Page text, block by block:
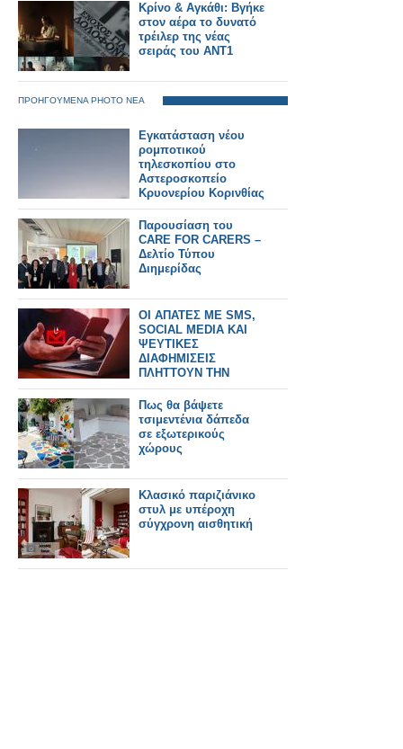
Κρίνο & Αγκάθι: Βγήκε
στον αέρα το δυνατό
τρέιλερ της νέας
σειράς του ΑΝΤ1
ΠΡΟΗΓΟΥΜΕΝΑ PHOTO ΝΕΑ
Εγκατάσταση νέου
ρομποτικού
τηλεσκοπίου στο
Αστεροσκοπείο
Κρυονερίου Κορινθίας
Παρουσίαση του
CARE FOR CARERS –
Δελτίο Τύπου
Διημερίδας
ΟΙ ΑΠΑΤΕΣ ΜΕ SMS,
SOCIAL MEDIA ΚΑΙ
ΨΕΥΤΙΚΕΣ
ΔΙΑΦΗΜΙΣΕΙΣ
ΠΛΗΤΤΟΥΝ ΤΗΝ
ΕΛΛΑΔΑ
Πως θα βάψετε
τσιμεντένια δάπεδα
σε εξωτερικούς
χώρους
Κλασικό παριζιάνικο
στυλ με υπέροχη
σύγχρονη αισθητική